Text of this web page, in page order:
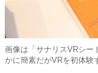
画像は「サナリスVRシー
かに簡素だがVRを初体験